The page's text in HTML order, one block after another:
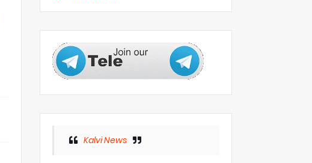
Kalvi News